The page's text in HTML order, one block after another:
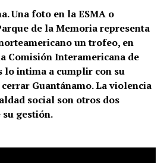
Una foto en la ESMA o
de la Memoria representa
un trofeo, en
Comisión Interamericana de
lo intima a cumplir con su
Guantánamo. La violencia
social son otros dos
gestión.